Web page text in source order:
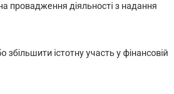
провадження діяльності з надання
істотну участь у фінансовій